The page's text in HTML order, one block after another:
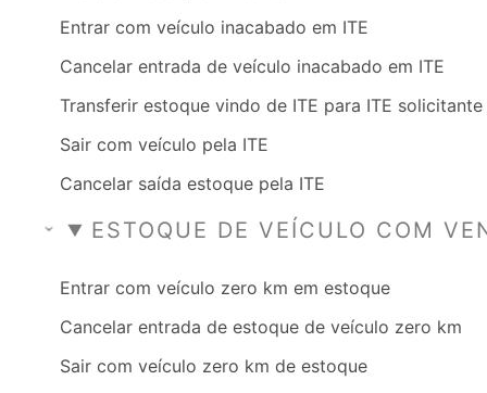
Entrar com veículo inacabado em ITE
Cancelar entrada de veículo inacabado em ITE
Transferir estoque vindo de ITE para ITE solicitante
Sair com veículo pela ITE
Cancelar saída estoque pela ITE
ESTOQUE DE VEÍCULO COM
Entrar com veículo zero km em estoque
Cancelar entrada de estoque de veículo zero km
Sair com veículo zero km de estoque